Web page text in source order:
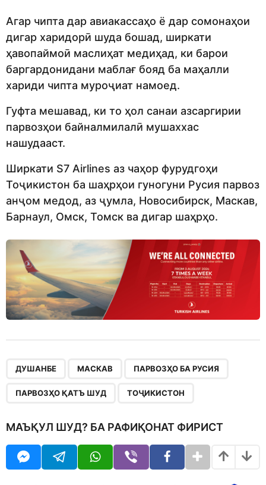
Агар чипта дар авиакассаҳо ё дар сомонаҳои
дигар харидорӣ шуда бошад, ширкати
ҳавопаймоӣ маслиҳат медиҳад, ки барои
баргардонидани маблағ бояд ба маҳалли
хариди чипта муроҷиат намоед.
Гуфта мешавад, ки то ҳол санаи азсаргирии
парвозҳои байналмилалӣ мушаххас
нашудааст.
Ширкати S7 Airlines аз чаҳор фурудгоҳи
Тоҷикистон ба шаҳрҳои гуногуни Русия парвоз
анҷом медод, аз ҷумла, Новосибирск, Маскав,
Барнаул, Омск, Томск ва дигар шаҳрҳо.
ДУШАНБЕ МАСКАВ ПАРВОЗҲО БА РУСИЯ
ПАРВОЗҲО ҚАТЪ ШУД ТОҶИКИСТОН
МАЪҚУЛ ШУД? БА РАФИҚОНАТ ФИРИСТ